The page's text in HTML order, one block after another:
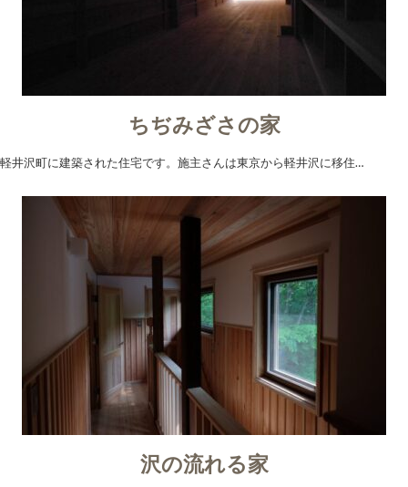
ちぢみざさの家
軽井沢町に建築された住宅です。施主さんは東京から軽井沢に移住…
沢の流れる家